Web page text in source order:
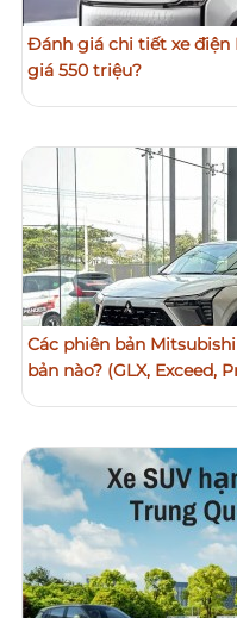
Đánh giá chi tiết xe điện
giá 550 triệu?
Các phiên bản
bản nào? (GLX, Exceed,